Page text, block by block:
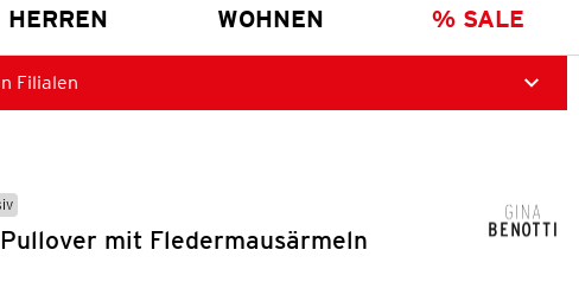
HERREN WOHNEN % SALE
Filialen
mit Fledermausärmeln